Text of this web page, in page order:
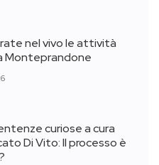
nel vivo le attività
Monteprandone
curiose a cura
Di Vito: Il processo è